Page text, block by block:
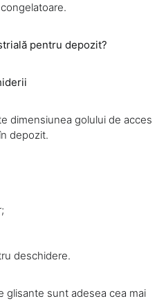
pentru depozit?
dimensiunea golului de acces
depozit.
deschidere.
glisante sunt adesea cea mai